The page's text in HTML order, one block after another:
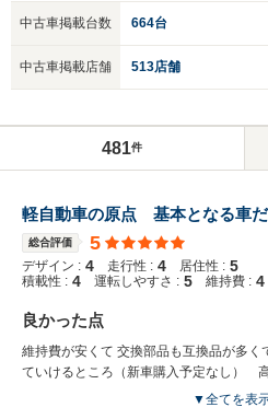
中古車掲載台数 664台
中古車掲載店舗 513店舗
481件
軽自動車の原点 基本となる車
総合評価 5
デザイン : 4 走行性 : 4 居住性 : 5
積載性 : 4 運転しやすさ : 5 維持費 : 4
良かった点
維持費が安くて 交換部品も互換品が多く
ていけるところ（新車購入予定なし）
▼全てを表